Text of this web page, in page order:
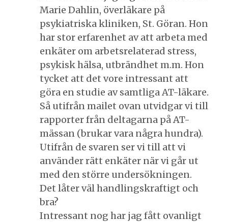
Marie Dahlin, överläkare på
psykiatriska kliniken, St. Göran. Hon
har stor erfarenhet av att arbeta med
enkäter om arbetsrelaterad stress,
psykisk hälsa, utbrändhet m.m. Hon
tycket att det vore intressant att
göra en studie av samtliga AT-läkare.
Så utifrån mailet ovan utvidgar vi till
rapporter från deltagarna på AT-
mässan (brukar vara några hundra).
Utifrån de svaren ser vi till att vi
använder rätt enkäter när vi går ut
med den större undersökningen.
Det låter väl handlingskraftigt och
bra?
Intressant nog har jag fått ovanligt